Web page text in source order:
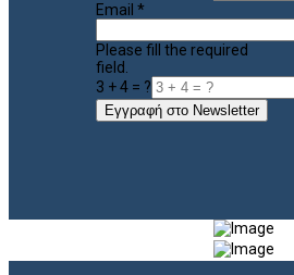
Email *
Please fill the required
field.
3 + 4 = ?
Εγγραφή στο Newsletter